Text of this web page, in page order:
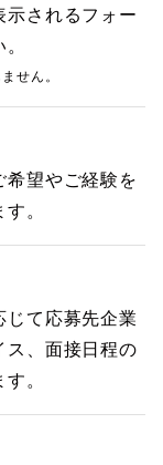
示されるフォー
せん。
希望やご経験を
。
じて応募先企業
ス、面接日程の
。